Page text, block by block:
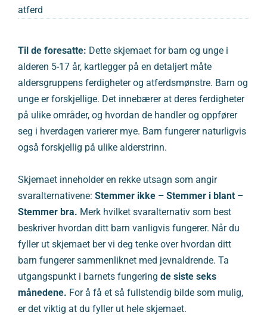
atferd
Til de foresatte: Dette skjemaet for barn og unge i
alderen 5-17 år, kartlegger på en detaljert måte
aldersgruppens ferdigheter og atferdsmønstre. Barn og
unge er forskjellige. Det innebærer at deres ferdigheter
på ulike områder, og hvordan de handler og oppfører
seg i hverdagen varierer mye. Barn fungerer naturligvis
også forskjellig på ulike alderstrinn.
Skjemaet inneholder en rekke utsagn som angir
svaralternativene: Stemmer ikke – Stemmer i blant –
Stemmer bra. Merk hvilket svaralternativ som best
beskriver hvordan ditt barn vanligvis fungerer. Når du
fyller ut skjemaet ber vi deg tenke over hvordan ditt
barn fungerer sammenliknet med jevnaldrende. Ta
utgangspunkt i barnets fungering de siste seks
månedene. For å få et så fullstendig bilde som mulig,
er det viktig at du fyller ut hele skjemaet.